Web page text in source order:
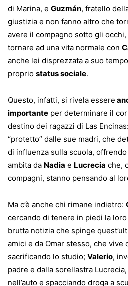
di Marina, e Guzmán, fratello
giustizia e non fanno altro che
avere il compagno sotto gli
tornare ad una vita normale con
anche lei disprezzata a suo
proprio status sociale.
Questo, infatti, si rivela essere
importante per determinare il
destino dei ragazzi di Las
“protetto” dalle sue madri, che
di influenza sulla scuola,
ambita da Nadia e Lucrecia che,
compagni, stanno pensando al
Ma c’è anche chi rimane indietro:
cercando di tenere in piedi la
brutta notizia che spinge
amici e da Omar stesso, che vive
sacrificando lo studio; Valerio,
padre e dalla sorellastra
nell’auto e spacciando droga a